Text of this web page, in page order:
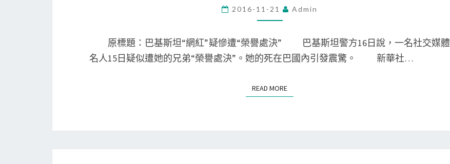
邊
網
紅
王
聰
EXID
坦
“網
疑
2016-11-21 Admin
原標題：巴基斯坦“網紅”疑慘遭“榮譽處決” 巴基斯坦警方16日說，一名社交媒體
名人15日疑似遭她的兄弟“榮譽處決”。她的死在巴國內引發震驚。 新華社…
READ MOREREAD MORE